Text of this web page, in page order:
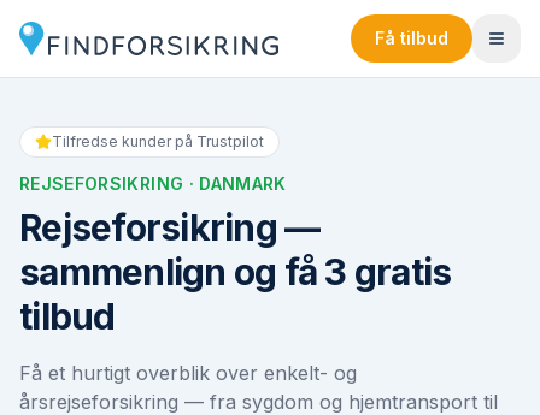
Få tilbud
Tilfredse kunder på Trustpilot
REJSEFORSIKRING · DANMARK
Rejseforsikring —
sammenlign og få 3 gratis
tilbud
Få et hurtigt overblik over enkelt- og
årsrejseforsikring — fra sygdom og hjemtransport til